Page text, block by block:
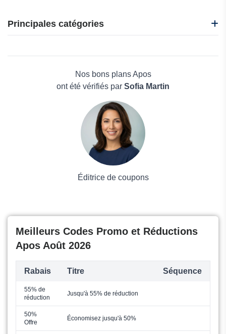
Mondial Tv
Vivaflirt
Jemabonne
Principales catégories
Nos bons plans Apos
ont été vérifiés par Sofia Martin
Éditrice de coupons
Meilleurs Codes Promo et Réductions
Apos Août 2026
Rabais Titre Séquence
55% de
réduction
Jusqu'à 55% de réduction
50%
Offre
Économisez jusqu'à 50%